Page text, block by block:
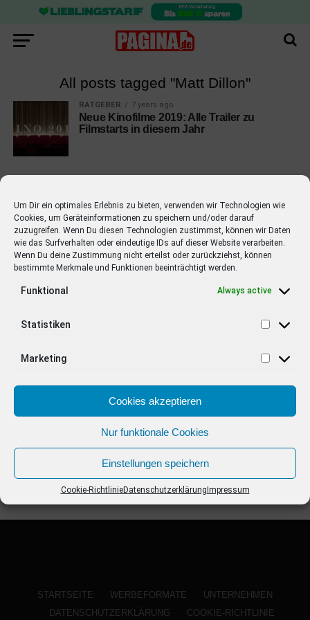
Um Dir ein optimales Erlebnis zu bieten, verwenden wir Technologien wie
Cookies, um Geräteinformationen zu speichern und/oder darauf
zuzugreifen. Wenn Du diesen Technologien zustimmst, können wir Daten
wie das Surfverhalten oder eindeutige IDs auf dieser Website verarbeiten.
Wenn Du deine Zustimmung nicht erteilst oder zurückziehst, können
bestimmte Merkmale und Funktionen beeinträchtigt werden.
Funktional Always active
Statistiken
Marketing
Cookies akzeptieren
Nur funktionale Cookies
Einstellungen speichern
Cookie-RichtlinieDatenschutzerklärung Impressum
All posts tagged "Matt Dillon"
RATGEBER 7 years ago
Neue Kinofilme 2019: Alle Trailer zu
Filmstarts in diesem Jahr
EMPFOHLEN
STARS 4 years ago
Barbara Schöneberger Moderatorin
von “Verstehen Sie Spaß?”
STARTSEITE WERBEFORMATE
UNTERNEHMEN
DATENSCHUTZERKLÄRUNG
COOKIE-RICHTLINIE